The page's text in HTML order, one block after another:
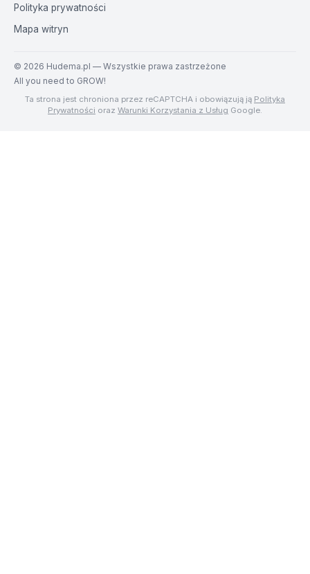
Polityka prywatności
Mapa witryn
© 2026 Hudema.pl — Wszystkie prawa zastrzeżone
All you need to GROW!
Ta strona jest chroniona przez reCAPTCHA i obowiązują ją Polityka
Prywatności oraz Warunki Korzystania z Usług Google.